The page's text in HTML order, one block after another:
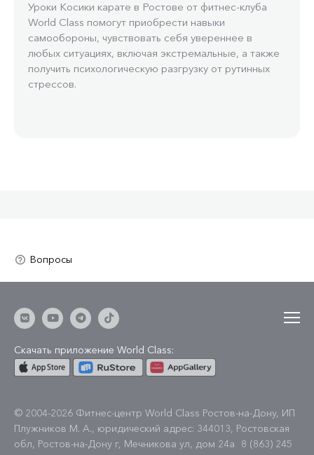
Уроки Косики карате в Ростове от фитнес-клуба
World Class помогут приобрести навыки
самообороны, чувствовать себя увереннее в
любых ситуациях, включая экстремальные, а также
получить психологическую разгрузку от рутинных
стрессов.
Скачать приложение World Class:
© 2004-2026 Фитнес-центр World Class Ростов-на-Дону, ИП
Плужников М. А., юридический адрес: 344013, Ростовская
обл, Ростов-на-Дону г, Мечникова ул, дом 24а
8 (863) 245